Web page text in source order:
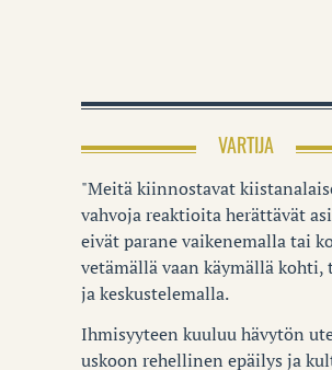
VARTIJA
"Meitä kiinnostavat
vahvoja reaktioita herättävät
eivät parane vaikenemalla tai
vetämällä vaan käymällä
ja keskustelemalla.
Ihmisyyteen kuuluu hävytön
uskoon rehellinen epäilys ja